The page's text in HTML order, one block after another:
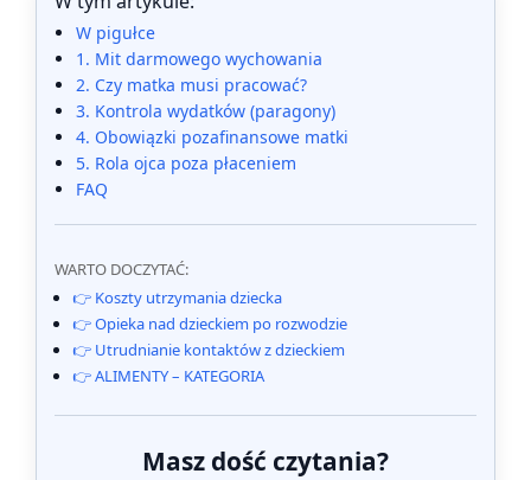
W pigułce
1. Mit darmowego wychowania
2. Czy matka musi pracować?
3. Kontrola wydatków (paragony)
4. Obowiązki pozafinansowe matki
5. Rola ojca poza płaceniem
FAQ
WARTO DOCZYTAĆ:
👉 Koszty utrzymania dziecka
👉 Opieka nad dzieckiem po rozwodzie
👉 Utrudnianie kontaktów z dzieckiem
👉 ALIMENTY – KATEGORIA
Masz dość czytania?